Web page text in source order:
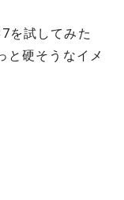
を試してみた
と硬そうなイメ